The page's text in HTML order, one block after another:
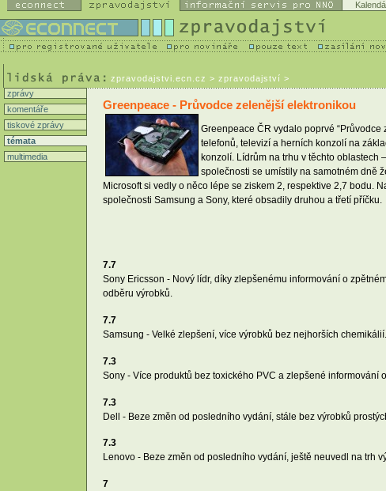
zpravodajstvi.ecn.cz > zpravodajství >
zprávy
komentáře
tiskové zprávy
témata
multimedia
Greenpeace - Průvodce zelenější elektronikou
Greenpeace ČR vydalo poprvé
telefonů, televizí a herních konzolí na
konzolí. Lídrům na trhu v těchto
společnosti se umístily na samotném dně
Microsoft si vedly o něco lépe se ziskem 2, respektive 2,7 bodu.
společnosti Samsung a Sony, které obsadily druhou a třetí příčku.
7.7
Sony Ericsson - Nový lídr, díky zlepšenému informování o
odběru výrobků.
7.7
Samsung - Velké zlepšení, více výrobků bez nejhorších
7.3
Sony - Více produktů bez toxického PVC a zlepšené informování
7.3
Dell - Beze změn od posledního vydání, stále bez výrobků
7.3
Lenovo - Beze změn od posledního vydání, ještě neuvedl na trh
7